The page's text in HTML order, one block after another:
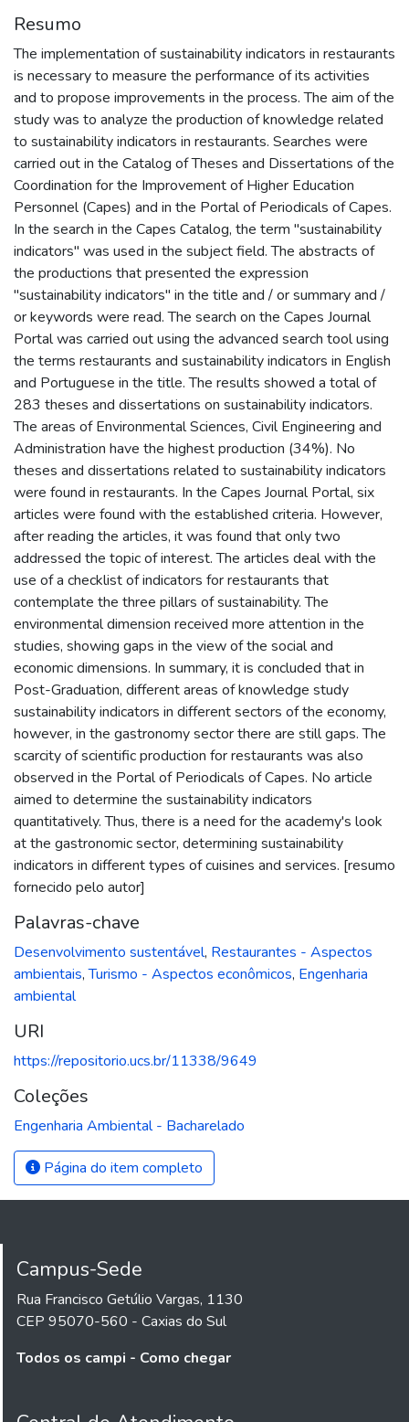
Resumo
The implementation of sustainability indicators in restaurants
is necessary to measure the performance of its activities
and to propose improvements in the process. The aim of the
study was to analyze the production of knowledge related
to sustainability indicators in restaurants. Searches were
carried out in the Catalog of Theses and Dissertations of the
Coordination for the Improvement of Higher Education
Personnel (Capes) and in the Portal of Periodicals of Capes.
In the search in the Capes Catalog, the term "sustainability
indicators" was used in the subject field. The abstracts of
the productions that presented the expression
"sustainability indicators" in the title and / or summary and /
or keywords were read. The search on the Capes Journal
Portal was carried out using the advanced search tool using
the terms restaurants and sustainability indicators in English
and Portuguese in the title. The results showed a total of
283 theses and dissertations on sustainability indicators.
The areas of Environmental Sciences, Civil Engineering and
Administration have the highest production (34%). No
theses and dissertations related to sustainability indicators
were found in restaurants. In the Capes Journal Portal, six
articles were found with the established criteria. However,
after reading the articles, it was found that only two
addressed the topic of interest. The articles deal with the
use of a checklist of indicators for restaurants that
contemplate the three pillars of sustainability. The
environmental dimension received more attention in the
studies, showing gaps in the view of the social and
economic dimensions. In summary, it is concluded that in
Post-Graduation, different areas of knowledge study
sustainability indicators in different sectors of the economy,
however, in the gastronomy sector there are still gaps. The
scarcity of scientific production for restaurants was also
observed in the Portal of Periodicals of Capes. No article
aimed to determine the sustainability indicators
quantitatively. Thus, there is a need for the academy's look
at the gastronomic sector, determining sustainability
indicators in different types of cuisines and services. [resumo
fornecido pelo autor]
Palavras-chave
Desenvolvimento sustentável, Restaurantes - Aspectos
ambientais,Turismo - Aspectos econômicos, Engenharia
ambiental
URI
https://repositorio.ucs.br/11338/9649
Coleções
Engenharia Ambiental - Bacharelado
Página do item completo
Campus-Sede
Rua Francisco Getúlio Vargas, 1130
CEP 95070-560 - Caxias do Sul
Todos os campi - Como chegar